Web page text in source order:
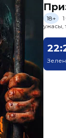
18+
ужасы,